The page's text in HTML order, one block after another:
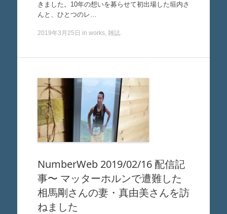
きました。10年の想いを募らせて初出場した垣内さ
んと、ひとつのレ…
2019年3月25日 in works, 雑誌.
NumberWeb 2019/02/16 配信記
事〜 マッターホルンで遭難した
相馬剛さんの妻・真由美さんを訪
ねました